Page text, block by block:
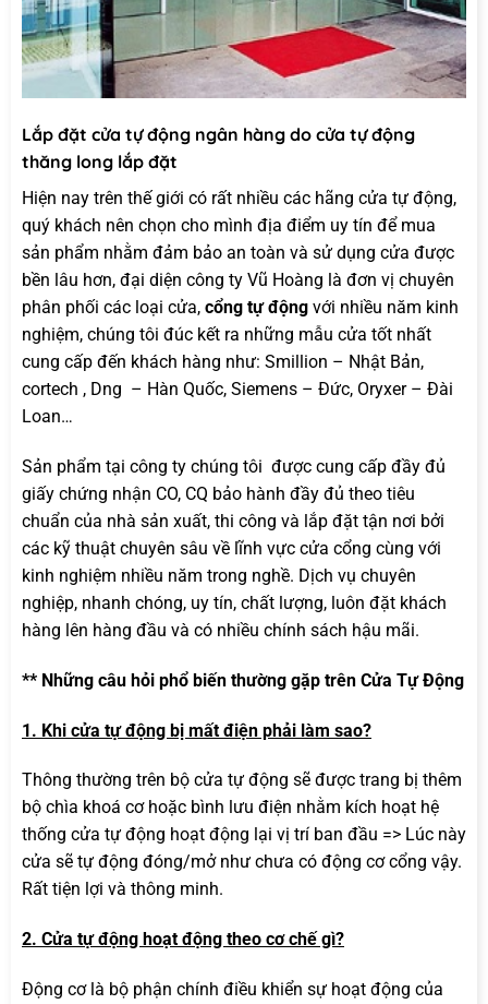
Lắp đặt cửa tự động ngân hàng do cửa tự động
thăng long lắp đặt
Hiện nay trên thế giới có rất nhiều các hãng cửa tự động,
quý khách nên chọn cho mình địa điểm uy tín để mua
sản phẩm nhằm đảm bảo an toàn và sử dụng cửa được
bền lâu hơn, đại diện công ty Vũ Hoàng là đơn vị chuyên
phân phối các loại cửa, cổng tự động với nhiều năm kinh
nghiệm, chúng tôi đúc kết ra những mẫu cửa tốt nhất
cung cấp đến khách hàng như: Smillion – Nhật Bản,
cortech , Dng – Hàn Quốc, Siemens – Đức, Oryxer – Đài
Loan…
Sản phẩm tại công ty chúng tôi được cung cấp đầy đủ
giấy chứng nhận CO, CQ bảo hành đầy đủ theo tiêu
chuẩn của nhà sản xuất, thi công và lắp đặt tận nơi bởi
các kỹ thuật chuyên sâu về lĩnh vực cửa cổng cùng với
kinh nghiệm nhiều năm trong nghề. Dịch vụ chuyên
nghiệp, nhanh chóng, uy tín, chất lượng, luôn đặt khách
hàng lên hàng đầu và có nhiều chính sách hậu mãi.
** Những câu hỏi phổ biến thường gặp trên Cửa Tự Động
1. Khi cửa tự động bị mất điện phải làm sao?
Thông thường trên bộ cửa tự động sẽ được trang bị thêm
bộ chìa khoá cơ hoặc bình lưu điện nhằm kích hoạt hệ
thống cửa tự động hoạt động lại vị trí ban đầu => Lúc này
cửa sẽ tự động đóng/mở như chưa có động cơ cổng vậy.
Rất tiện lợi và thông minh.
2. Cửa tự động hoạt động theo cơ chế gì?
Động cơ là bộ phận chính điều khiển sự hoạt động của